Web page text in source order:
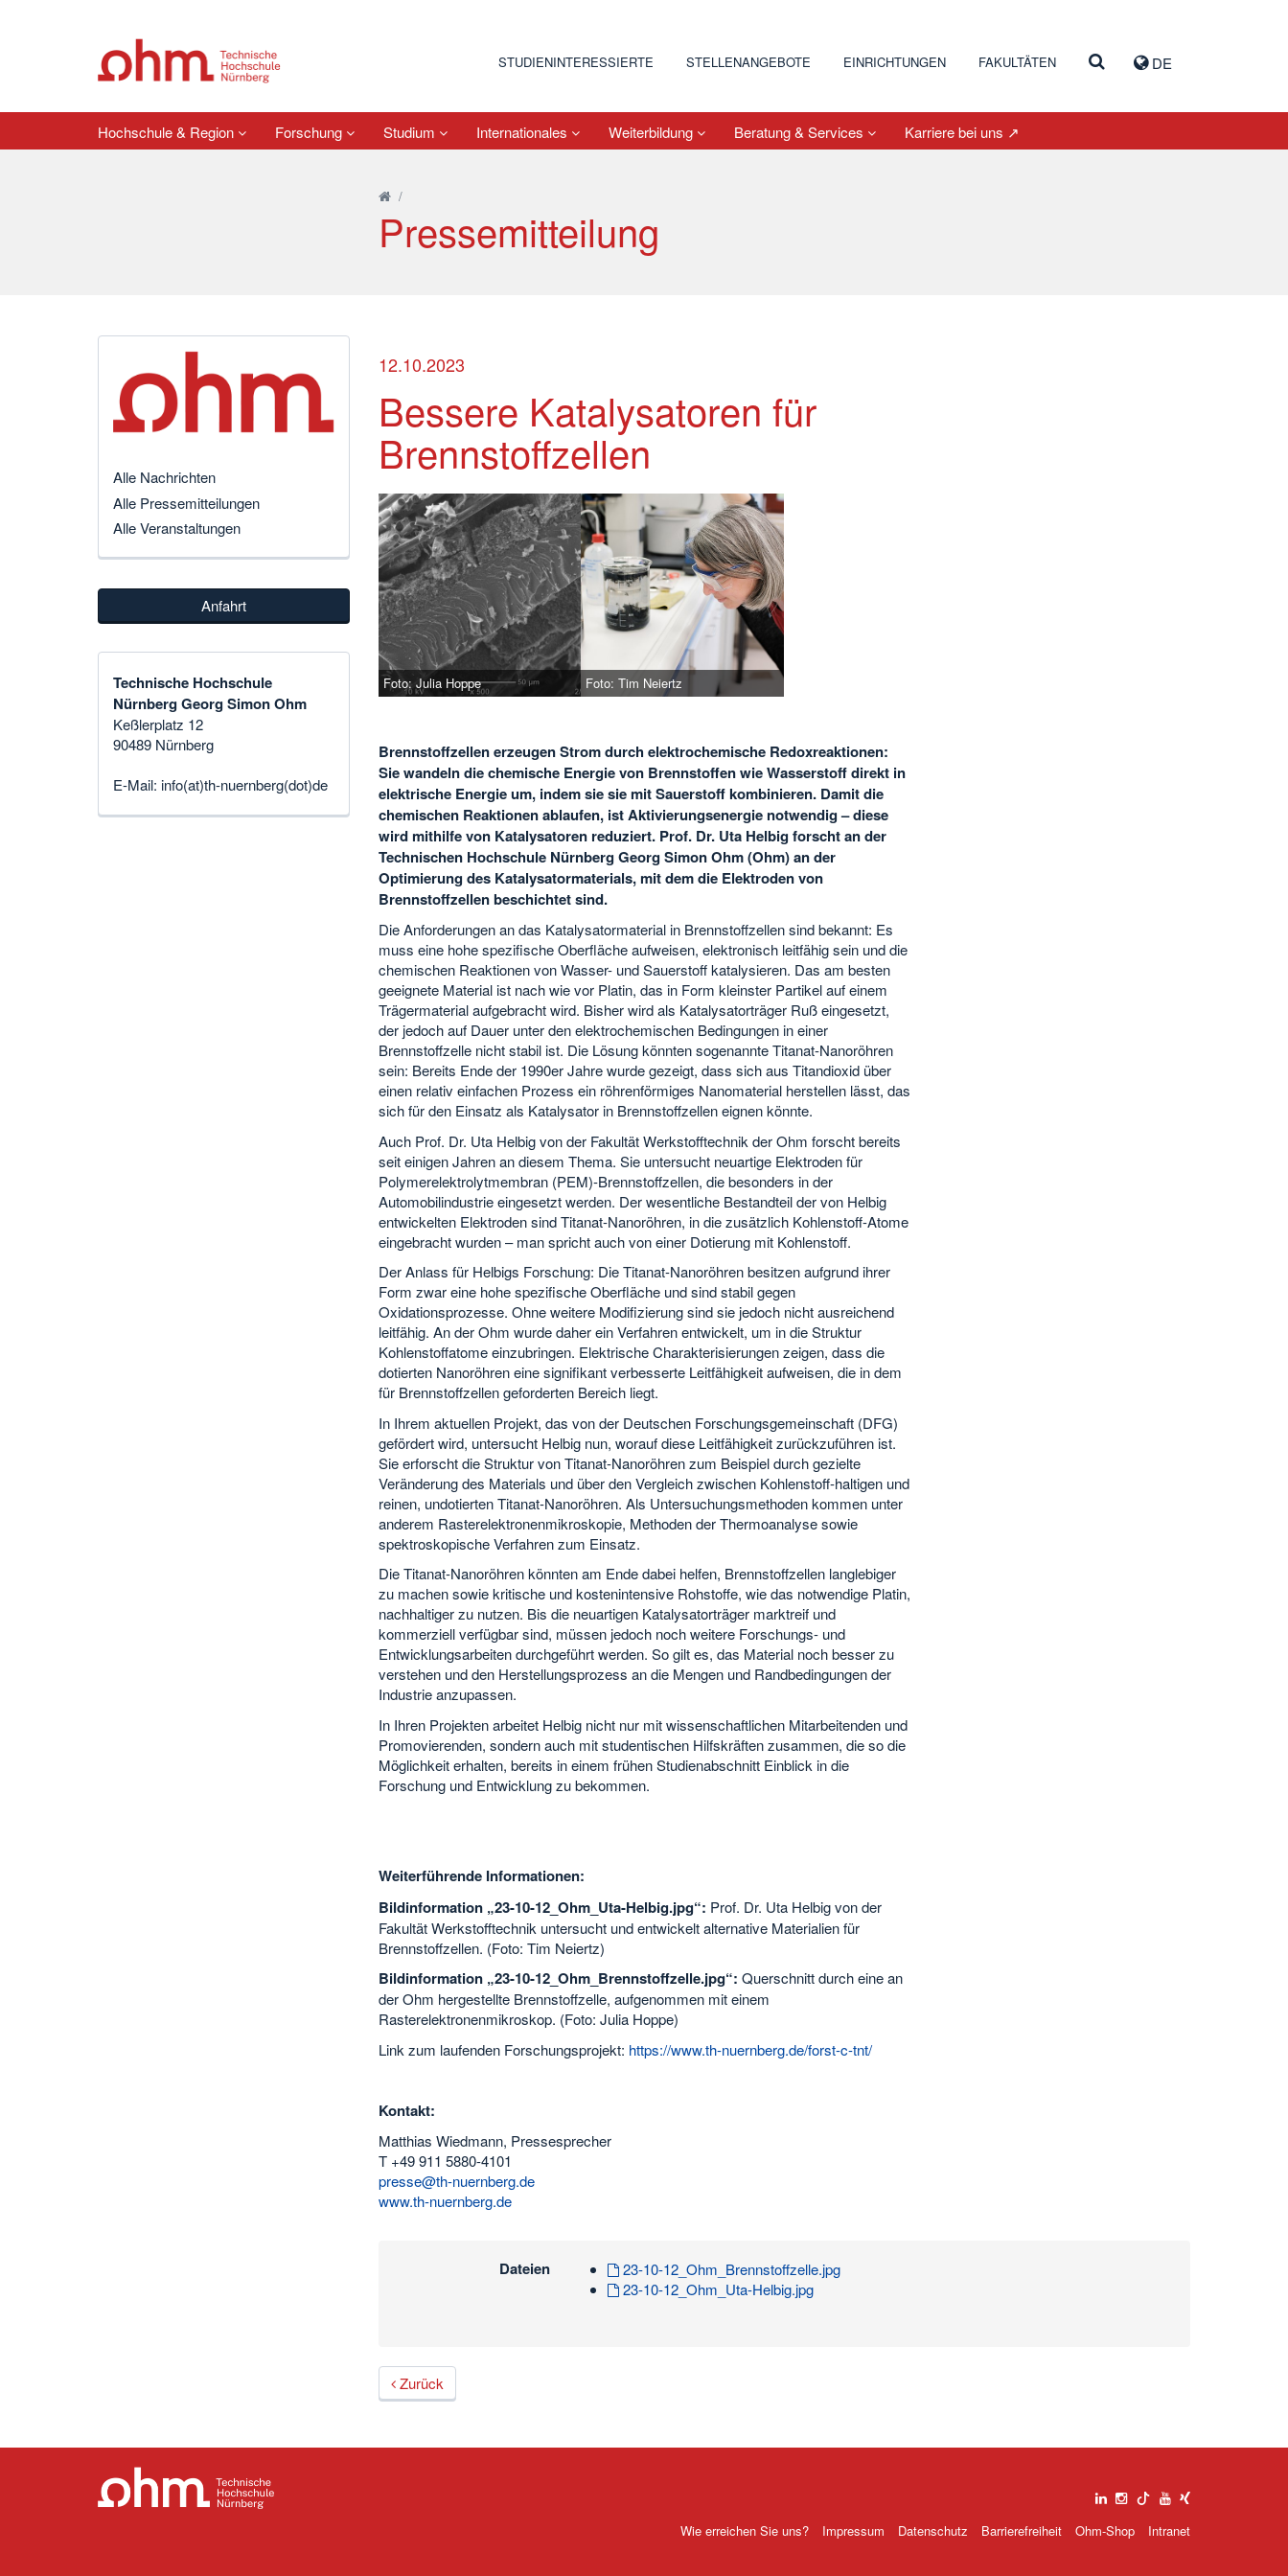
DE
STUDIENINTERESSIERTE STELLENANGEBOTE EINRICHTUNGEN FAKULTÄTEN
Hochschule & Region Forschung Studium Internationales Weiterbildung Beratung & Services Karriere bei uns ↗
/
Pressemitteilung
12.10.2023
Bessere Katalysatoren für
Brennstoffzellen
Foto: Julia Hoppe Foto: Tim Neiertz
Brennstoffzellen erzeugen Strom durch elektrochemische Redoxreaktionen:
Sie wandeln die chemische Energie von Brennstoffen wie Wasserstoff direkt in
elektrische Energie um, indem sie sie mit Sauerstoff kombinieren. Damit die
chemischen Reaktionen ablaufen, ist Aktivierungsenergie notwendig – diese
wird mithilfe von Katalysatoren reduziert. Prof. Dr. Uta Helbig forscht an der
Technischen Hochschule Nürnberg Georg Simon Ohm (Ohm) an der
Optimierung des Katalysatormaterials, mit dem die Elektroden von
Brennstoffzellen beschichtet sind.
Die Anforderungen an das Katalysatormaterial in Brennstoffzellen sind bekannt: Es
muss eine hohe spezifische Oberfläche aufweisen, elektronisch leitfähig sein und die
chemischen Reaktionen von Wasser- und Sauerstoff katalysieren. Das am besten
geeignete Material ist nach wie vor Platin, das in Form kleinster Partikel auf einem
Trägermaterial aufgebracht wird. Bisher wird als Katalysatorträger Ruß eingesetzt,
der jedoch auf Dauer unter den elektrochemischen Bedingungen in einer
Brennstoffzelle nicht stabil ist. Die Lösung könnten sogenannte Titanat-Nanoröhren
sein: Bereits Ende der 1990er Jahre wurde gezeigt, dass sich aus Titandioxid über
einen relativ einfachen Prozess ein röhrenförmiges Nanomaterial herstellen lässt, das
sich für den Einsatz als Katalysator in Brennstoffzellen eignen könnte.
Auch Prof. Dr. Uta Helbig von der Fakultät Werkstofftechnik der Ohm forscht bereits
seit einigen Jahren an diesem Thema. Sie untersucht neuartige Elektroden für
Polymerelektrolytmembran (PEM)-Brennstoffzellen, die besonders in der
Automobilindustrie eingesetzt werden. Der wesentliche Bestandteil der von Helbig
entwickelten Elektroden sind Titanat-Nanoröhren, in die zusätzlich Kohlenstoff-Atome
eingebracht wurden – man spricht auch von einer Dotierung mit Kohlenstoff.
Der Anlass für Helbigs Forschung: Die Titanat-Nanoröhren besitzen aufgrund ihrer
Form zwar eine hohe spezifische Oberfläche und sind stabil gegen
Oxidationsprozesse. Ohne weitere Modifizierung sind sie jedoch nicht ausreichend
leitfähig. An der Ohm wurde daher ein Verfahren entwickelt, um in die Struktur
Kohlenstoffatome einzubringen. Elektrische Charakterisierungen zeigen, dass die
dotierten Nanoröhren eine signifikant verbesserte Leitfähigkeit aufweisen, die in dem
für Brennstoffzellen geforderten Bereich liegt.
In Ihrem aktuellen Projekt, das von der Deutschen Forschungsgemeinschaft (DFG)
gefördert wird, untersucht Helbig nun, worauf diese Leitfähigkeit zurückzuführen ist.
Sie erforscht die Struktur von Titanat-Nanoröhren zum Beispiel durch gezielte
Veränderung des Materials und über den Vergleich zwischen Kohlenstoff-haltigen und
reinen, undotierten Titanat-Nanoröhren. Als Untersuchungsmethoden kommen unter
anderem Rasterelektronenmikroskopie, Methoden der Thermoanalyse sowie
spektroskopische Verfahren zum Einsatz.
Die Titanat-Nanoröhren könnten am Ende dabei helfen, Brennstoffzellen langlebiger
zu machen sowie kritische und kostenintensive Rohstoffe, wie das notwendige Platin,
nachhaltiger zu nutzen. Bis die neuartigen Katalysatorträger marktreif und
kommerziell verfügbar sind, müssen jedoch noch weitere Forschungs- und
Entwicklungsarbeiten durchgeführt werden. So gilt es, das Material noch besser zu
verstehen und den Herstellungsprozess an die Mengen und Randbedingungen der
Industrie anzupassen.
In Ihren Projekten arbeitet Helbig nicht nur mit wissenschaftlichen Mitarbeitenden und
Promovierenden, sondern auch mit studentischen Hilfskräften zusammen, die so die
Möglichkeit erhalten, bereits in einem frühen Studienabschnitt Einblick in die
Forschung und Entwicklung zu bekommen.
Weiterführende Informationen:
Bildinformation „23-10-12_Ohm_Uta-Helbig.jpg“: Prof. Dr. Uta Helbig von der
Fakultät Werkstofftechnik untersucht und entwickelt alternative Materialien für
Brennstoffzellen. (Foto: Tim Neiertz)
Bildinformation „23-10-12_Ohm_Brennstoffzelle.jpg“: Querschnitt durch eine an
der Ohm hergestellte Brennstoffzelle, aufgenommen mit einem
Rasterelektronenmikroskop. (Foto: Julia Hoppe)
Link zum laufenden Forschungsprojekt: https://www.th-nuernberg.de/forst-c-tnt/
Kontakt:
Matthias Wiedmann, Pressesprecher
T +49 911 5880-4101
presse@th-nuernberg.de
www.th-nuernberg.de
Dateien
23-10-12_Ohm_Brennstoffzelle.jpg
23-10-12_Ohm_Uta-Helbig.jpg
Zurück
Alle Nachrichten
Alle Pressemitteilungen
Alle Veranstaltungen
Anfahrt
Technische Hochschule
Nürnberg Georg Simon Ohm
Keßlerplatz 12
90489 Nürnberg
E-Mail: info(at)th-nuernberg(dot)de
Wie erreichen Sie uns? Impressum Datenschutz Barrierefreiheit Ohm-Shop Intranet